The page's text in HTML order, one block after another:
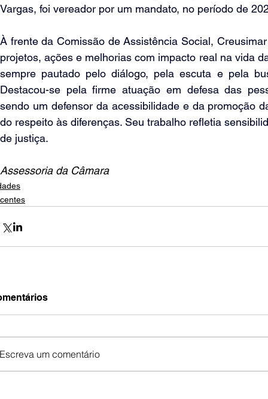
Vargas, foi vereador por um mandato, no período de
À frente da Comissão de Assistência Social,
projetos, ações e melhorias com impacto real na vida
sempre pautado pelo diálogo, pela escuta e pela
Destacou-se pela firme atuação em defesa das
sendo um defensor da acessibilidade e da promoção
do respeito às diferenças. Seu trabalho refletia
de justiça.
Assessoria da Câmara
Escreva um comentário